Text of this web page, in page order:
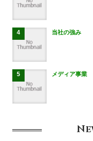
当社の強み
メディア事業